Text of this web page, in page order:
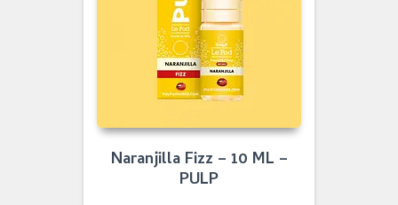
Naranjilla Fizz – 10 ML –
PULP